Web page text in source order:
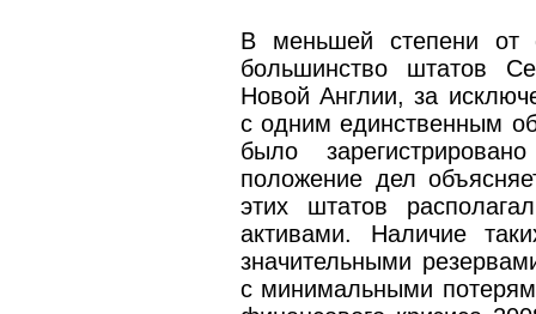
В меньшей степени от
большинство штатов
Новой Англии, за
с одним единственным
было
положение дел
этих штатов
активами. Наличие
значительными
с минимальными